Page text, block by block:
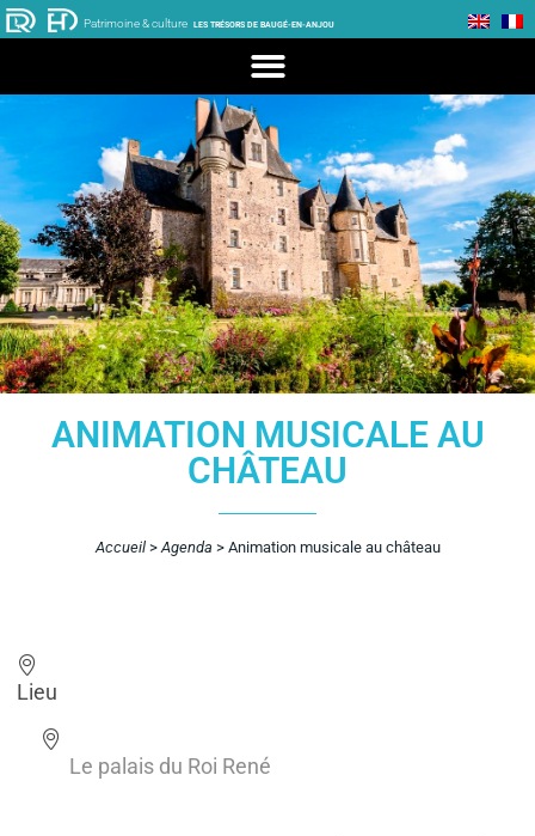
Patrimoine & culture LES TRÉSORS DE BAUGÉ-EN-ANJOU
ANIMATION MUSICALE AU
CHÂTEAU
Accueil> Agenda > Animation musicale au château
Lieu
Le palais du Roi René